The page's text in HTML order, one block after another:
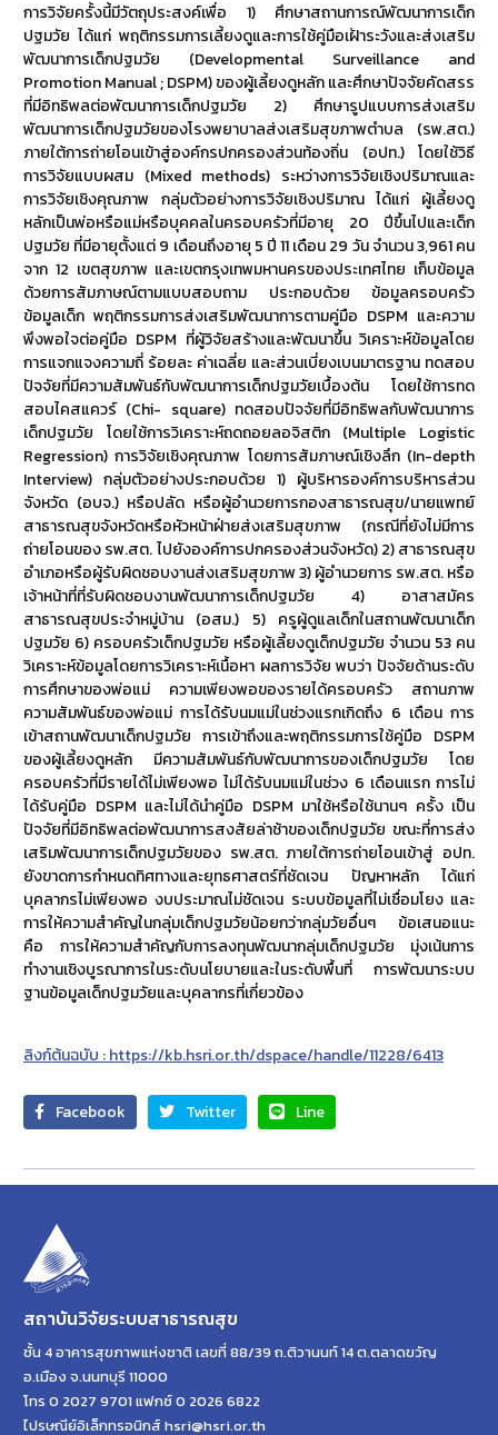
การวิจัยครั้งนี้มีวัตถุประสงค์เพื่อ 1) ศึกษาสถานการณ์พัฒนาการเด็ก
ปฐมวัย ได้แก่ พฤติกรรมการเลี้ยงดูและการใช้คู่มือเฝ้าระวังและส่งเสริม
พัฒนาการเด็กปฐมวัย (Developmental Surveillance and
Promotion Manual ; DSPM) ของผู้เลี้ยงดูหลัก และศึกษาปัจจัยคัดสรร
ที่มีอิทธิพลต่อพัฒนาการเด็กปฐมวัย 2) ศึกษารูปแบบการส่งเสริม
พัฒนาการเด็กปฐมวัยของโรงพยาบาลส่งเสริมสุขภาพตำบล (รพ.สต.)
ภายใต้การถ่ายโอนเข้าสู่องค์กรปกครองส่วนท้องถิ่น (อปท.) โดยใช้วิธี
การวิจัยแบบผสม (Mixed methods) ระหว่างการวิจัยเชิงปริมาณและ
การวิจัยเชิงคุณภาพ กลุ่มตัวอย่างการวิจัยเชิงปริมาณ ได้แก่ ผู้เลี้ยงดู
หลักเป็นพ่อหรือแม่หรือบุคคลในครอบครัวที่มีอายุ 20 ปีขึ้นไปและเด็ก
ปฐมวัย ที่มีอายุตั้งแต่ 9 เดือนถึงอายุ 5 ปี 11 เดือน 29 วัน จำนวน 3,961 คน
จาก 12 เขตสุขภาพ และเขตกรุงเทพมหานครของประเทศไทย เก็บข้อมูล
ด้วยการสัมภาษณ์ตามแบบสอบถาม ประกอบด้วย ข้อมูลครอบครัว
ข้อมูลเด็ก พฤติกรรมการส่งเสริมพัฒนาการตามคู่มือ DSPM และความ
พึงพอใจต่อคู่มือ DSPM ที่ผู้วิจัยสร้างและพัฒนาขึ้น วิเคราะห์ข้อมูลโดย
การแจกแจงความถี่ ร้อยละ ค่าเฉลี่ย และส่วนเบี่ยงเบนมาตรฐาน ทดสอบ
ปัจจัยที่มีความสัมพันธ์กับพัฒนาการเด็กปฐมวัยเบื้องต้น โดยใช้การทด
สอบไคสแควร์ (Chi- square) ทดสอบปัจจัยที่มีอิทธิพลกับพัฒนาการ
เด็กปฐมวัย โดยใช้การวิเคราะห์ถดถอยลอจิสติก (Multiple Logistic
Regression) การวิจัยเชิงคุณภาพ โดยการสัมภาษณ์เชิงลึก (In-depth
Interview) กลุ่มตัวอย่างประกอบด้วย 1) ผู้บริหารองค์การบริหารส่วน
จังหวัด (อบจ.) หรือปลัด หรือผู้อำนวยการกองสาธารณสุข/นายแพทย์
สาธารณสุขจังหวัดหรือหัวหน้าฝ่ายส่งเสริมสุขภาพ (กรณีที่ยังไม่มีการ
ถ่ายโอนของ รพ.สต. ไปยังองค์การปกครองส่วนจังหวัด) 2) สาธารณสุข
อำเภอหรือผู้รับผิดชอบงานส่งเสริมสุขภาพ 3) ผู้อำนวยการ รพ.สต. หรือ
เจ้าหน้าที่ที่รับผิดชอบงานพัฒนาการเด็กปฐมวัย 4) อาสาสมัคร
สาธารณสุขประจำหมู่บ้าน (อสม.) 5) ครูผู้ดูแลเด็กในสถานพัฒนาเด็ก
ปฐมวัย 6) ครอบครัวเด็กปฐมวัย หรือผู้เลี้ยงดูเด็กปฐมวัย จำนวน 53 คน
วิเคราะห์ข้อมูลโดยการวิเคราะห์เนื้อหา ผลการวิจัย พบว่า ปัจจัยด้านระดับ
การศึกษาของพ่อแม่ ความเพียงพอของรายได้ครอบครัว สถานภาพ
ความสัมพันธ์ของพ่อแม่ การได้รับนมแม่ในช่วงแรกเกิดถึง 6 เดือน การ
เข้าสถานพัฒนาเด็กปฐมวัย การเข้าถึงและพฤติกรรมการใช้คู่มือ DSPM
ของผู้เลี้ยงดูหลัก มีความสัมพันธ์กับพัฒนาการของเด็กปฐมวัย โดย
ครอบครัวที่มีรายได้ไม่เพียงพอ ไม่ได้รับนมแม่ในช่วง 6 เดือนแรก การไม่
ได้รับคู่มือ DSPM และไม่ได้นำคู่มือ DSPM มาใช้หรือใช้นานๆ ครั้ง เป็น
ปัจจัยที่มีอิทธิพลต่อพัฒนาการสงสัยล่าช้าของเด็กปฐมวัย ขณะที่การส่ง
เสริมพัฒนาการเด็กปฐมวัยของ รพ.สต. ภายใต้การถ่ายโอนเข้าสู่ อปท.
ยังขาดการกำหนดทิศทางและยุทธศาสตร์ที่ชัดเจน ปัญหาหลัก ได้แก่
บุคลากรไม่เพียงพอ งบประมาณไม่ชัดเจน ระบบข้อมูลที่ไม่เชื่อมโยง และ
การให้ความสำคัญในกลุ่มเด็กปฐมวัยน้อยกว่ากลุ่มวัยอื่นๆ ข้อเสนอแนะ
คือ การให้ความสำคัญกับการลงทุนพัฒนากลุ่มเด็กปฐมวัย มุ่งเน้นการ
ทำงานเชิงบูรณาการในระดับนโยบายและในระดับพื้นที่ การพัฒนาระบบ
ฐานข้อมูลเด็กปฐมวัยและบุคลากรที่เกี่ยวข้อง
ลิงก์ต้นฉบับ : https://kb.hsri.or.th/dspace/handle/11228/6413
Facebook Twitter Line
สถาบันวิจัยระบบสาธารณสุข
ชั้น 4 อาคารสุขภาพแห่งชาติ เลขที่ 88/39 ถ.ติวานนท์ 14 ต.ตลาดขวัญ
อ.เมือง จ.นนทบุรี 11000
โทร 0 2027 9701 แฟกซ์ 0 2026 6822
ไปรษณีย์อิเล็กทรอนิกส์ hsri@hsri.or.th